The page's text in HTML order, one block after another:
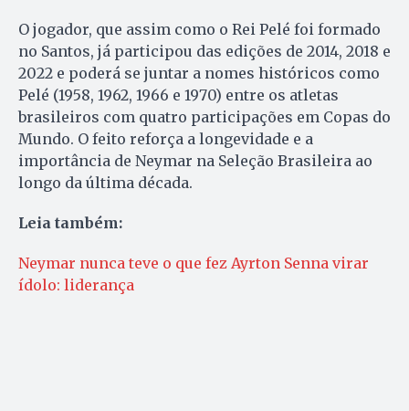
O jogador, que assim como o Rei Pelé foi formado
no Santos, já participou das edições de 2014, 2018 e
2022 e poderá se juntar a nomes históricos como
Pelé (1958, 1962, 1966 e 1970) entre os atletas
brasileiros com quatro participações em Copas do
Mundo. O feito reforça a longevidade e a
importância de Neymar na Seleção Brasileira ao
longo da última década.
Leia também:
Neymar nunca teve o que fez Ayrton Senna virar
ídolo: liderança